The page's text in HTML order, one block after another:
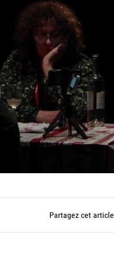
Partagez cet article